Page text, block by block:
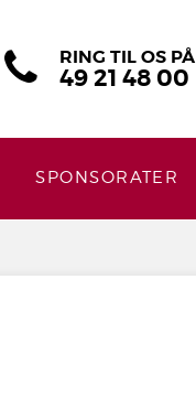
RING TIL OS PÅ
49 21 48 00
SPONSORATER